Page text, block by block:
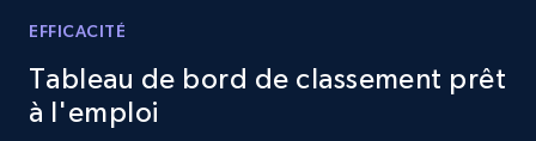
EFFICACITÉ
Tableau de bord de classement prêt
à l'emploi